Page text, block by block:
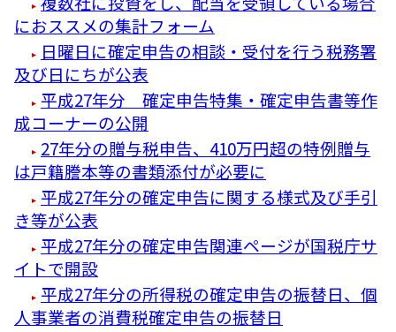
におススメの集計フォーム
日曜日に確定申告の相談・受付を行う税務署
及び日にちが公表
平成27年分 確定申告特集・確定申告書等作
成コーナーの公開
27年分の贈与税申告、410万円超の特例贈与
は戸籍謄本等の書類添付が必要に
平成27年分の確定申告に関する様式及び手引
き等が公表
平成27年分の確定申告関連ページが国税庁サ
イトで開設
平成27年分の所得税の確定申告の振替日、個
人事業者の消費税確定申告の振替日